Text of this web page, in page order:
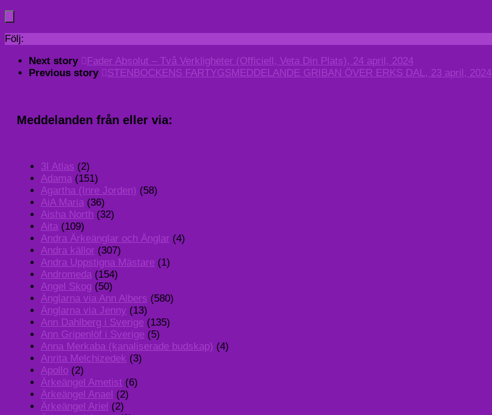
Följ:
Next story
Fader Absolut – Två Verkligheter (Officiell, Veta Din Plats), 24 april, 2024
Previous story
STENBOCKENS FARTYGSMEDDELANDE GRIBAN ÖVER ERKS DAL, 23 april, 2024
Meddelanden från eller via:
3I Atlas (2)
Adama (151)
Agartha (Inre Jorden) (58)
AiA Maria (36)
Aisha North (32)
Aita (109)
Andra Ärkeänglar och Änglar (4)
Andra källor (307)
Andra Uppstigna Mästare (1)
Andromeda (154)
Angel Skog (50)
Änglarna via Ann Albers (580)
Änglarna via Jenny (13)
Ann Dahlberg i Sverige (135)
Ann Gripenlöf i Sverige (5)
Anna Merkaba (kanaliserade budskap) (4)
Anrita Melchizedek (3)
Apollo (2)
Ärkeängel Ametist (6)
Ärkeängel Anael (2)
Ärkeängel Ariel (2)